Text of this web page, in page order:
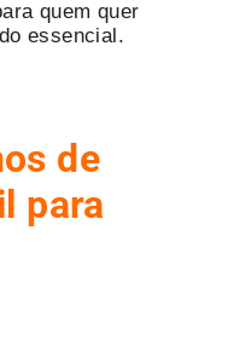
quem quer
essencial.
de
para